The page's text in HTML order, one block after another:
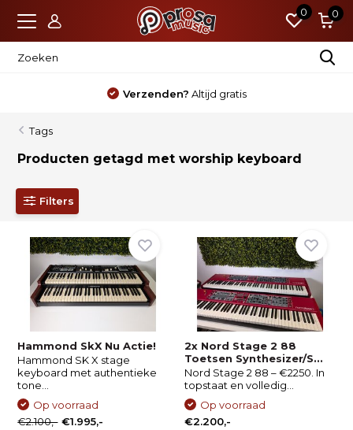
0 0
Verzenden? Altijd gratis
Tags
Producten getagd met worship keyboard
Filters
Hammond SkX Nu Actie!
Hammond SK X stage
keyboard met authentieke
tone...
Op voorraad
€2.100,- €1.995,-
2x Nord Stage 2 88
Toetsen Synthesizer/S...
Nord Stage 2 88 – €2250. In
topstaat en volledig...
Op voorraad
€2.200,-